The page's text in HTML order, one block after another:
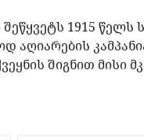
1915 წელს
შიგნით მისი